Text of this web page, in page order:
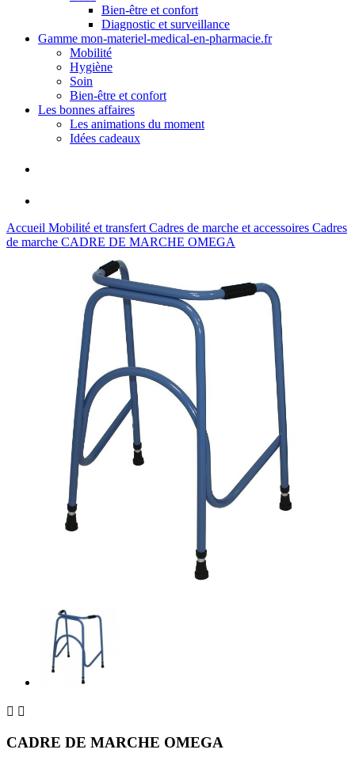
Bien-être et confort
Diagnostic et surveillance
Gamme mon-materiel-medical-en-pharmacie.fr
Mobilité
Hygiène
Soin
Bien-être et confort
Les bonnes affaires
Les animations du moment
Idées cadeaux
Accueil Mobilité et transfert Cadres de marche et accessoires Cadres
de marche CADRE DE MARCHE OMEGA
 
CADRE DE MARCHE OMEGA